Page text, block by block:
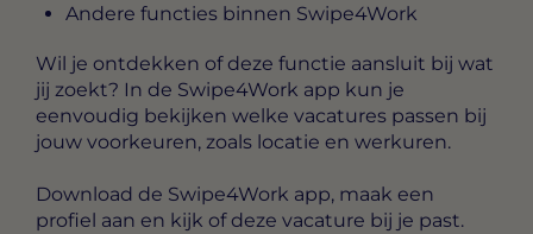
Andere functies binnen Swipe4Work
Wil je ontdekken of deze functie aansluit bij wat
jij zoekt? In de Swipe4Work app kun je
eenvoudig bekijken welke vacatures passen bij
jouw voorkeuren, zoals locatie en werkuren.
Download de Swipe4Work app, maak een
profiel aan en kijk of deze vacature bij je past.